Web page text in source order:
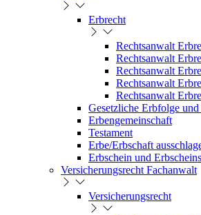
Erbrecht
Rechtsanwalt
Rechtsanwalt
Rechtsanwalt
Rechtsanwalt
Rechtsanwalt
Gesetzliche Erbfolge
Erbengemeinschaft
Testament
Erbe/Erbschaft
Erbschein und
Versicherungsrecht Fachanwalt
Versicherungsrecht